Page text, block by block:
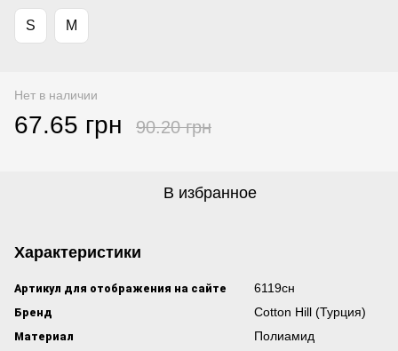
S M
Нет в наличии
67.65 грн 90.20 грн
В избранное
Характеристики
Артикул для отображения на сайте 6119сн
Бренд Cotton Hill (Турция)
Материал Полиамид